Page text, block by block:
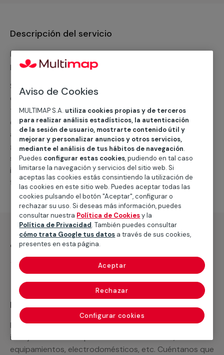
Descripción del servicio
Nuestro equipo de expertos ofrece un servicio con
precios competitivos en
Solicita tu presupuesto y te ofreceremos una solución
diseñada a tu medida y sin ningún compromiso. Un
técnico de MULTIMAP contactará inmediatamente
contigo para informarte sobre las diferentes
alternativas que podemos ofrecerte para elservicio
general de climatización frio, como por ejemplo el
suministro de los materiales necesarios, las
intervenciones a realizar, o la mano de obra que hará
falta para completar tu proyecto.
¿Qué incluye?
Recuerda que en MULTIMAP
Podemos ofrecer cualquier servicio a medida
incluyendo todo lo que necesites: materiales,
equipamientos, electrodomésticos, etc. Cuéntanos que
Aviso de Cookies
MULTIMAP S.A. utiliza cookies propias y de terceros
para realizar análisis estadísticos, la autenticación
de la sesión de usuario, mostrarte contenido útil y
mejorar y personalizar anuncios y otros servicios,
mediante el análisis de tus hábitos de navegación.
Puedes configurar estas cookies, pudiendo en tal caso
limitarse la navegación y servicios del sitio web. Si
aceptas las cookies estás consintiendo la utilización de
las cookies en este sitio web. Puedes aceptar todas las
cookies pulsando el botón "Aceptar", configurar o
rechazar su uso. Si deseas más información, puedes
consultar nuestra Política de Cookiesy la
Política de Privacidad. También puedes consultar
cómo trata Google tus datos a través de sus cookies,
presentes en esta página.
Configurar cookies
Rechazar
Aceptar